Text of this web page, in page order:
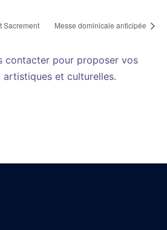
Sacrement Messe dominicale anticipée
contacter pour proposer vos
et culturelles.